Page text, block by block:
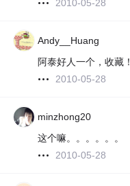
2010-05-28
Andy__Huang
阿泰好人一个，收藏！
2010-05-28
minzhong20
这个嘛。。。。。。
2010-05-28